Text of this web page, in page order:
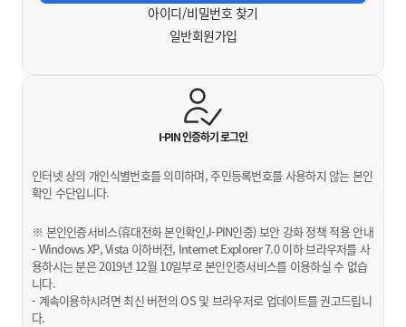
아이디/비밀번호 찾기
일반회원가입
I-PIN 인증하기로그인
인터넷 상의 개인식별번호를 의미하며, 주민등록번호를 사용하지 않는 본인
확인 수단입니다.
※ 본인인증서비스(휴대전화 본인확인,I-PIN인증) 보안 강화 정책 적용 안내
- Windows XP, Vista 이하버전, Internet Explorer 7.0 이하 브라우저를 사
용하시는 분은 2019년 12월 10일부로 본인인증서비스를 이용하실 수 없습
니다.
- 계속이용하시려면 최신 버전의 OS 및 브라우저로 업데이트를 권고드립니
다.